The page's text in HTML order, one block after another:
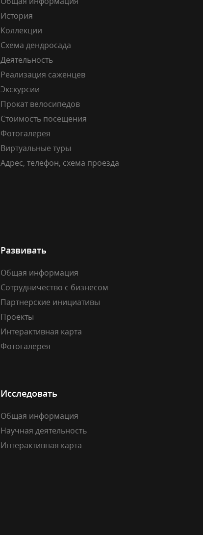
История
Коллекции
Схема дендросада
Деятельность
Реализация саженцев
Экскурсии
Прокат велосипедов
Стоимость посещения
Фотогалерея
Виртуальные туры
Адрес, телефон, схема проезда
Развивать
Общая информация
Сотрудничество с бизнесом
Партнерские инициативы
Проекты
Интерактивная карта
Фотогалерея
Исследовать
Общая информация
Научная деятельность
Интерактивная карта